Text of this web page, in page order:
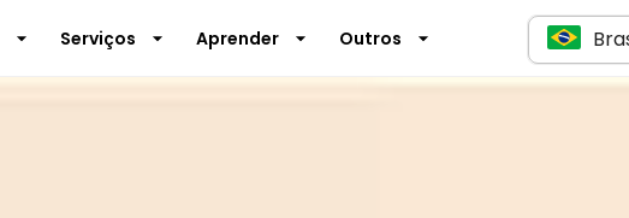
Serviços Aprender Outros